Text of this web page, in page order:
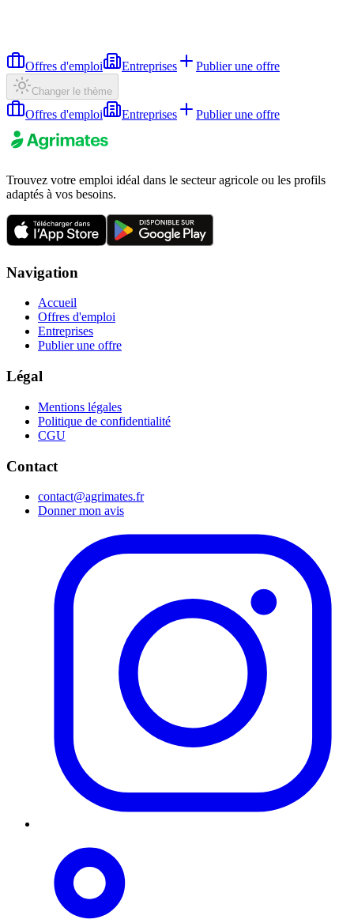
Offres d'emploi Entreprises Publier une offre
Changer le thème
Offres d'emploi Entreprises Publier une offre
Trouvez votre emploi idéal dans le secteur agricole ou les profils
adaptés à vos besoins.
Navigation
Accueil
Offres d'emploi
Entreprises
Publier une offre
Légal
Mentions légales
Politique de confidentialité
CGU
Contact
contact@agrimates.fr
Donner mon avis